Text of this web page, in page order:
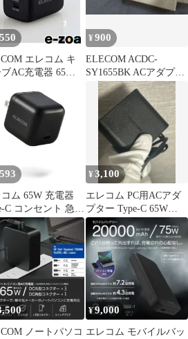
レコム キ
AC充電器 65Ｗ
ACCP4365BK
¥900
ELECOM ACDC-
SY1655BK ACアダプタ
ム 65W 充電器
C コンセント 急速
応 スイング式プラ
用 PSE技術基準適
ラック EC-
¥3,100
エレコム PC用ACアダ
プター Type-C 65W
ACDC-PD0465BK
ノートパソコ
¥9,000
エレコム モバイルバッ